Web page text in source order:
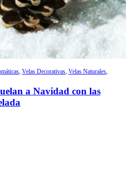
, Velas Decorativas, Velas Naturales,
a Navidad con las